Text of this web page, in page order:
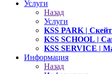
Услуги
Назад
Услуги
KSS PARK |
KSS SCHOOL |
KSS SERVICE |
Информация
Назад